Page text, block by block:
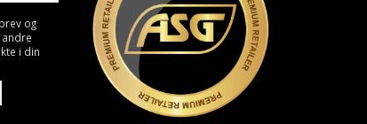
og
i din